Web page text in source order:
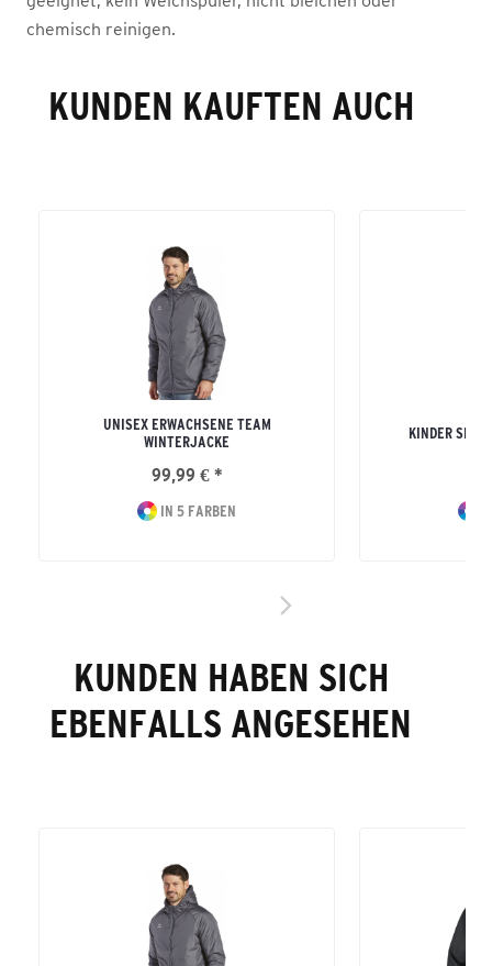
chemisch reinigen.
KUNDEN KAUFTEN AUCH
UNISEX ERWACHSENE TEAM
WINTERJACKE
99,99 € *
IN 5 FARBEN
KINDER SIX
KUNDEN HABEN SICH
EBENFALLS ANGESEHEN